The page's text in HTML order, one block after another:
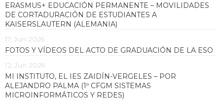
ERASMUS+ EDUCACIÓN PERMANENTE – MOVILIDADES
DE CORTADURACIÓN DE ESTUDIANTES A
KAISERSLAUTERN (ALEMANIA)
17, Jun 2026
FOTOS Y VÍDEOS DEL ACTO DE GRADUACIÓN DE LA ESO
12, Jun 2026
MI INSTITUTO, EL IES ZAIDÍN-VERGELES – POR
ALEJANDRO PALMA (1º CFGM SISTEMAS
MICROINFORMÁTICOS Y REDES)